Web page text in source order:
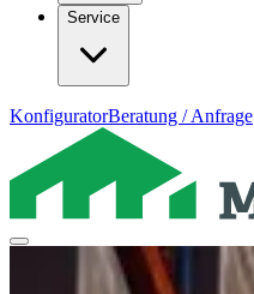
Service
KonfiguratorBeratung / Anfrage